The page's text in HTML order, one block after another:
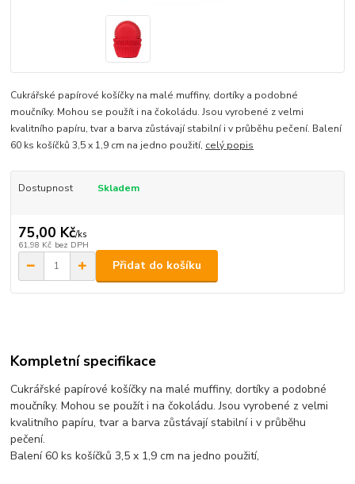
Cukrářské papírové košíčky na malé muffiny, dortíky a podobné
moučníky. Mohou se použít i na čokoládu. Jsou vyrobené z velmi
kvalitního papíru, tvar a barva zůstávají stabilní i v průběhu pečení. Balení
60 ks košíčků 3,5 x 1,9 cm na jedno použití, celý popis
Dostupnost Skladem
75,00 Kč/ks
61,98 Kč bez DPH
Přidat do košíku
Kompletní specifikace
Cukrářské papírové košíčky na malé muffiny, dortíky a podobné
moučníky. Mohou se použít i na čokoládu. Jsou vyrobené z velmi
kvalitního papíru, tvar a barva zůstávají stabilní i v průběhu
pečení.
Balení 60 ks košíčků 3,5 x 1,9 cm na jedno použití,